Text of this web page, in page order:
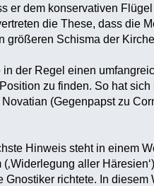
er dem konservativen
die These, dass die
größeren Schisma der
der Regel einen
zu finden. So hat
(Gegenpapst zu
Hinweis steht in einem
aller
richtete. In